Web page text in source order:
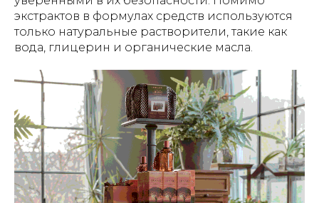
экстрактов в формулах средств используются
только натуральные растворители, такие как
вода, глицерин и органические масла.